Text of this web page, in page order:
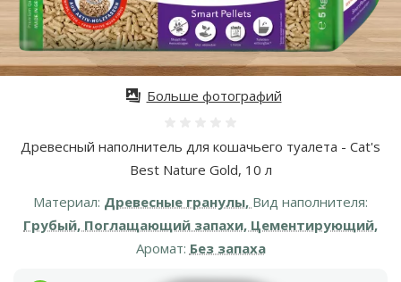
Древесный наполнитель для кошачьего туалета - Cat's
Best Nature Gold, 10 л
Материал: Древесные гранулы, Вид наполнителя:
Грубый, Поглащающий запахи, Цементирующий,
Аромат: Без запаха
Больше фотографий